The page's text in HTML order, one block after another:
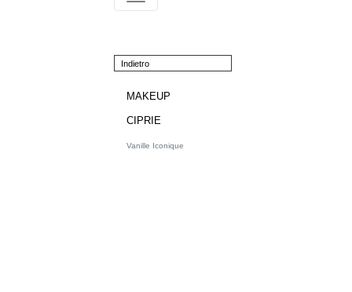
Indietro
MAKEUP
CIPRIE
Vanille Iconique